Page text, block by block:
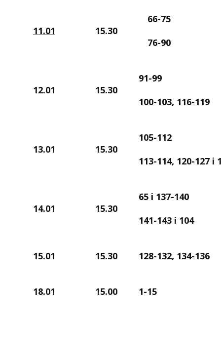
11.01 15.30
66-75
76-90
12.01 15.30
91-99
100-103, 116-119
13.01 15.30
105-112
113-114, 120-127 i
14.01 15.30
65 i 137-140
141-143 i 104
15.01 15.30 128-132, 134-136
18.01 15.00 1-15